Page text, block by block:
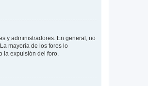
y administradores. En general, no
mayoría de los foros lo
la expulsión del foro.